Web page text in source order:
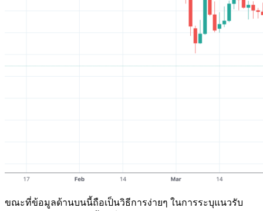
ขณะที่ข้อมูลด้านบนนี้ถือเป็นวิธีการง่ายๆ ในการระบุแนวรับ